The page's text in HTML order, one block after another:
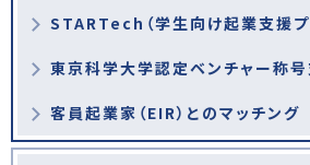
STARTech（学生向け起業支援プ
東京科学大学認定ベンチャー称
客員起業家（EIR）とのマッチング